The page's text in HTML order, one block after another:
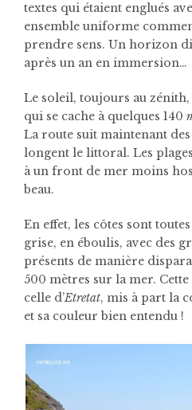
textes qui étaient englués
ensemble uniforme
prendre sens. Un horizon
après un an en immersion…
Le soleil, toujours au
qui se cache à quelques 140
La route suit maintenant
longent le littoral. Les
à un front de mer moins
beau.
En effet, les côtes sont
grise, en éboulis, avec des
présents de manière
500 mètres sur la mer.
celle d’Etretat, mis à part la
et sa couleur bien entendu !